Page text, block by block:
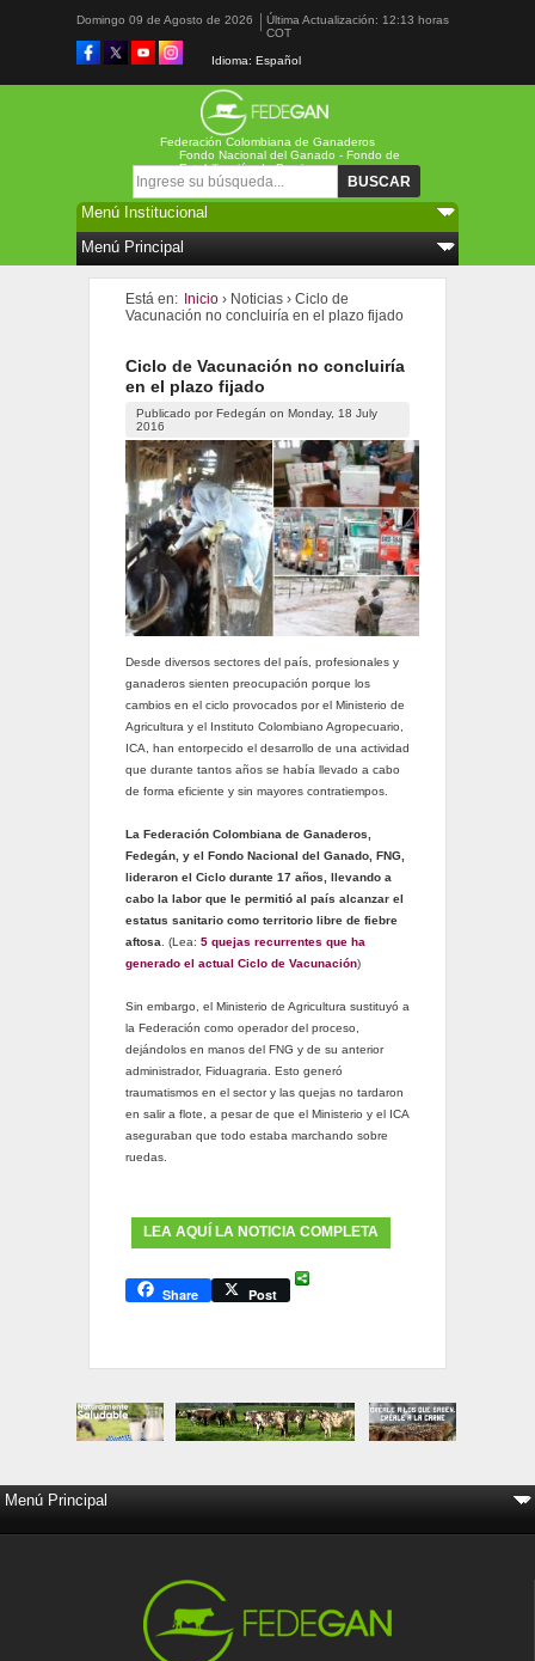
Domingo 09 de Agosto de 2026
Última Actualización: 12:13 horas
COT
Idioma: Español
Federación Colombiana de Ganaderos
Formulario de búsqueda
Fondo Nacional del Ganado - Fondo de
Estabilización de Precios
Está en: Inicio › Noticias › Ciclo de
Vacunación no concluiría en el plazo fijado
Ciclo de Vacunación no concluiría
en el plazo fijado
Publicado por Fedegán on Monday, 18 July
2016
Desde diversos sectores del país, profesionales y
ganaderos sienten preocupación porque los
cambios en el ciclo provocados por el Ministerio de
Agricultura y el Instituto Colombiano Agropecuario,
ICA, han entorpecido el desarrollo de una actividad
que durante tantos años se había llevado a cabo
de forma eficiente y sin mayores contratiempos.
La Federación Colombiana de Ganaderos,
Fedegán, y el Fondo Nacional del Ganado, FNG,
lideraron el Ciclo durante 17 años, llevando a
cabo la labor que le permitió al país alcanzar el
estatus sanitario como territorio libre de fiebre
aftosa. (Lea: 5 quejas recurrentes que ha
generado el actual Ciclo de Vacunación)
Sin embargo, el Ministerio de Agricultura sustituyó a
la Federación como operador del proceso,
dejándolos en manos del FNG y de su anterior
administrador, Fiduagraria. Esto generó
traumatismos en el sector y las quejas no tardaron
en salir a flote, a pesar de que el Ministerio y el ICA
aseguraban que todo estaba marchando sobre
ruedas.
LEA AQUÍ LA NOTICIA COMPLETA
Share Post